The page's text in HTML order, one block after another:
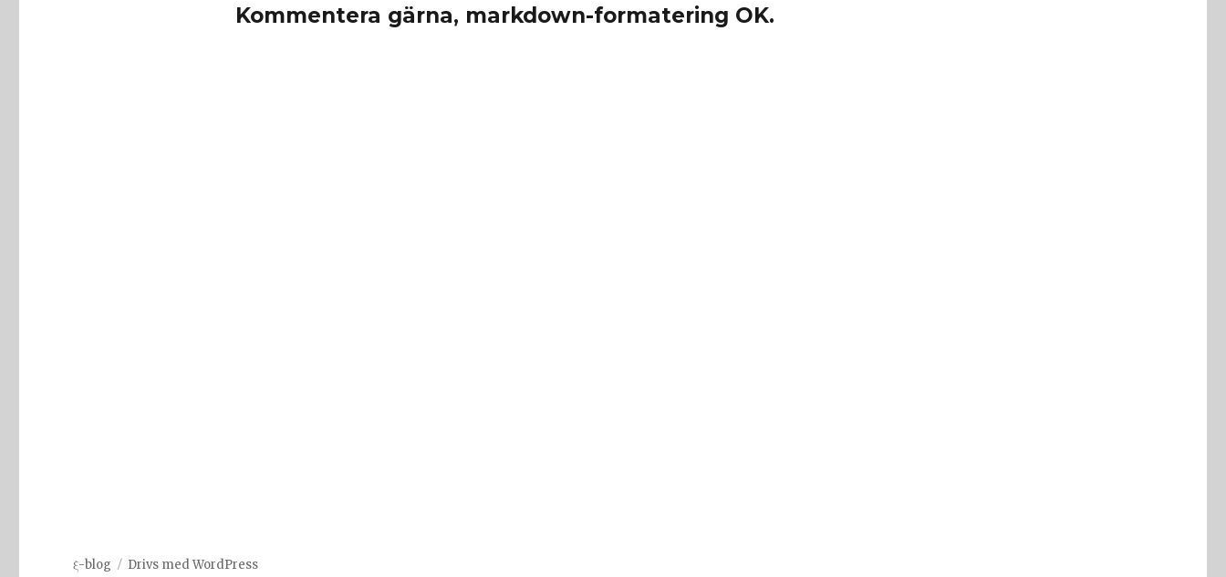
Kommentera gärna, markdown-formatering OK.
ξ-blog Drivs med WordPress